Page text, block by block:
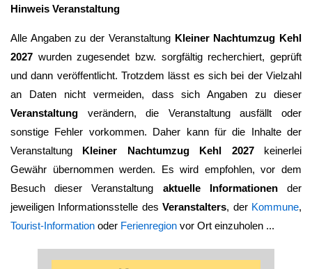
Hinweis Veranstaltung
Alle Angaben zu der Veranstaltung Kleiner Nachtumzug Kehl
2027 wurden zugesendet bzw. sorgfältig recherchiert, geprüft
und dann veröffentlicht. Trotzdem lässt es sich bei der Vielzahl
an Daten nicht vermeiden, dass sich Angaben zu dieser
Veranstaltung verändern, die Veranstaltung ausfällt oder
sonstige Fehler vorkommen. Daher kann für die Inhalte der
Veranstaltung Kleiner Nachtumzug Kehl 2027keinerlei
Gewähr übernommen werden. Es wird empfohlen, vor dem
Besuch dieser Veranstaltung aktuelle Informationender
jeweiligen Informationsstelle desVeranstalters, der Kommune,
Tourist-Information oder Ferienregion vor Ort einzuholen ...